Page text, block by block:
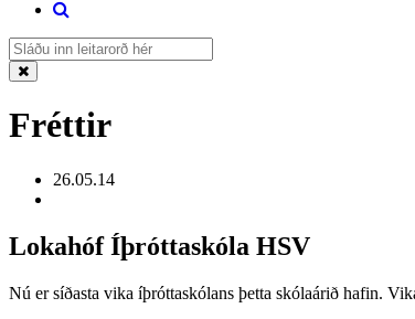
Fréttir
26.05.14
Lokahóf Íþróttaskóla HSV
Nú er síðasta vika íþróttaskólans þetta skólaárið hafin.